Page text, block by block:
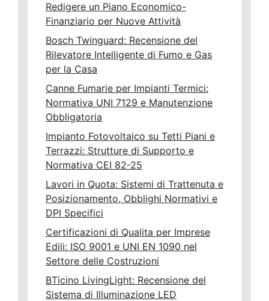
Redigere un Piano Economico-
Finanziario per Nuove Attività
Bosch Twinguard: Recensione del
Rilevatore Intelligente di Fumo e Gas
per la Casa
Canne Fumarie per Impianti Termici:
Normativa UNI 7129 e Manutenzione
Obbligatoria
Impianto Fotovoltaico su Tetti Piani e
Terrazzi: Strutture di Supporto e
Normativa CEI 82-25
Lavori in Quota: Sistemi di Trattenuta e
Posizionamento, Obblighi Normativi e
DPI Specifici
Certificazioni di Qualita per Imprese
Edili: ISO 9001 e UNI EN 1090 nel
Settore delle Costruzioni
BTicino LivingLight: Recensione del
Sistema di Illuminazione LED